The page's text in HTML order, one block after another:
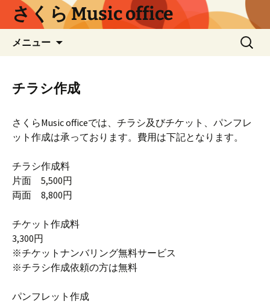
さくら Music office
メニュー
検
索:
チラシ作成
さくらMusic officeでは、チラシ及びチケット、パンフレ
ット作成は承っております。費用は下記となります。
チラシ作成料
片面 5,500円
両面 8,800円
チケット作成料
3,300円
※チケットナンバリング無料サービス
※チラシ作成依頼の方は無料
パンフレット作成